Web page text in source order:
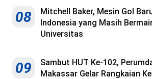
08
Mitchell Baker, Mesin Gol
Indonesia yang Masih
Universitas
09
Sambut HUT Ke-102,
Makassar Gelar Rangkaian